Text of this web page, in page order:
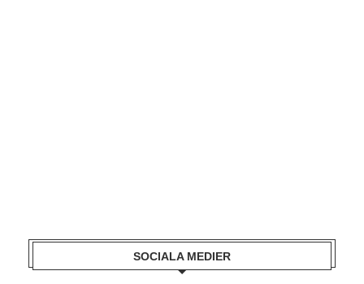
SOCIALA MEDIER